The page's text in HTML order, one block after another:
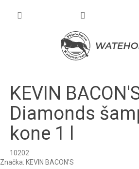
KEVIN
Diamonds
kone 1 l
10202
Značka: KEVIN BACON'S